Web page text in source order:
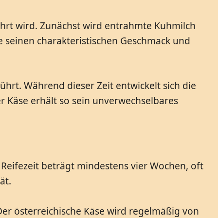
wird. Zunächst wird entrahmte Kuhmilch
charakteristischen Geschmack und
Während dieser Zeit entwickelt sich die
erhält so sein unverwechselbares
beträgt mindestens vier Wochen, oft
österreichische Käse wird regelmäßig von